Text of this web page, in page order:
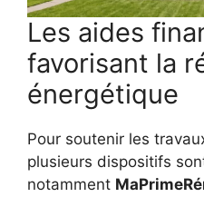
Les aides
favorisant la
énergétique
Pour soutenir les
plusieurs dispositifs
notamment